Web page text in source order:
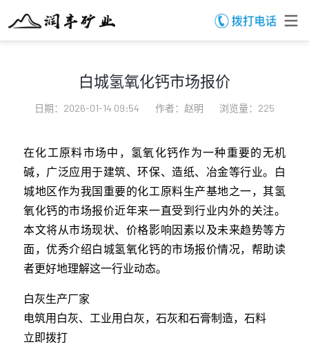
白城氢氧化钙市场报价
日期：2026-01-14 09:54 作者：赵明 浏览量：225
在化工原料市场中，氢氧化钙作为一种重要的无机
碱，广泛应用于建筑、环保、造纸、冶金等行业。白
城地区作为我国重要的化工原料生产基地之一，其氢
氧化钙的市场报价近年来一直受到行业内外的关注。
本文将从市场现状、价格影响因素以及未来趋势等方
面，优秀介绍白城氢氧化钙的市场报价情况，帮助读
者更好地理解这一行业动态。
白灰生产厂家
电筑用白灰、工业用白灰，石灰和石膏制造，石料
立即拨打